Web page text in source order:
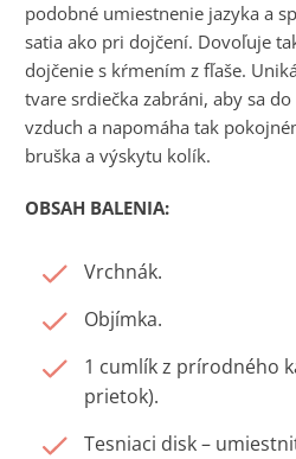
podobné umiestnenie jazyka a
satia ako pri dojčení. Dovoľuje
dojčenie s kŕmením z fľaše.
tvare srdiečka zabráni, aby sa
vzduch a napomáha tak
bruška a výskytu kolík.
OBSAH BALENIA:
Vrchnák.
Objímka.
1 cumlík z prírodného
prietok).
Tesniaci disk –